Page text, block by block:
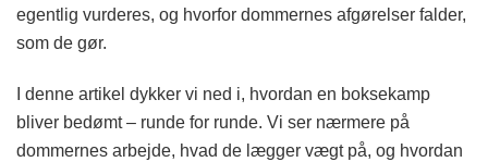
egentlig vurderes, og hvorfor dommernes afgørelser falder,
som de gør.
I denne artikel dykker vi ned i, hvordan en boksekamp
bliver bedømt – runde for runde. Vi ser nærmere på
dommernes arbejde, hvad de lægger vægt på, og hvordan